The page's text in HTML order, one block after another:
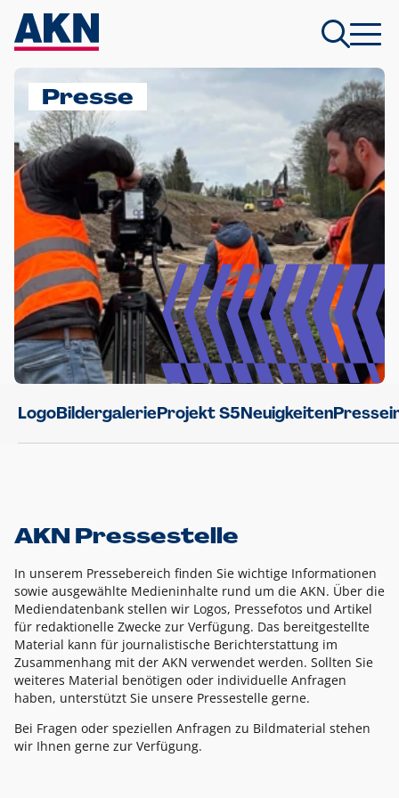
Presse
LogoBildergalerieProjekt S5Neuigkeiten
AKN Pressestelle
In unserem Pressebereich finden Sie wichtige Informationen
sowie ausgewählte Medieninhalte rund um die AKN. Über die
Mediendatenbank stellen wir Logos, Pressefotos und Artikel
für redaktionelle Zwecke zur Verfügung. Das bereitgestellte
Material kann für journalistische Berichterstattung im
Zusammenhang mit der AKN verwendet werden. Sollten Sie
weiteres Material benötigen oder individuelle Anfragen
haben, unterstützt Sie unsere Pressestelle gerne.
Bei Fragen oder speziellen Anfragen zu Bildmaterial stehen
wir Ihnen gerne zur Verfügung.